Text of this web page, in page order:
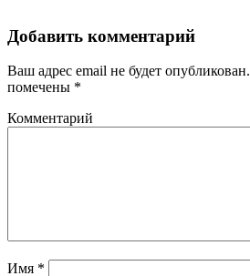
Добавить комментарий
Ваш адрес email не будет опубликован.
помечены *
Комментарий
Имя *